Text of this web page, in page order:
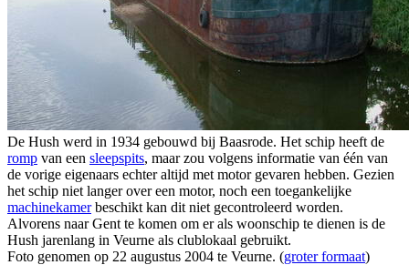
De Hush werd in 1934 gebouwd bij Baasrode. Het schip heeft de
romp van een sleepspits, maar zou volgens informatie van één van
de vorige eigenaars echter altijd met motor gevaren hebben. Gezien
het schip niet langer over een motor, noch een toegankelijke
machinekamerbeschikt kan dit niet gecontroleerd worden.
Alvorens naar Gent te komen om er als woonschip te dienen is de
Hush jarenlang in Veurne als clublokaal gebruikt.
Foto genomen op 22 augustus 2004 te Veurne. (groter formaat)